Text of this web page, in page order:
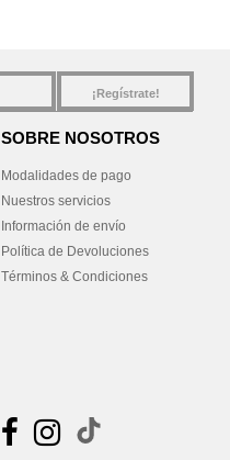
¡Regístrate!
SOBRE NOSOTROS
Modalidades de pago
Nuestros servicios
Información de envío
Política de Devoluciones
Términos & Condiciones